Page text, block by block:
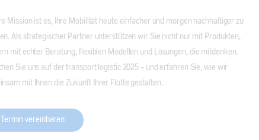
Mission ist es, Ihre Mobilität heute einfacher und morgen nachhaltiger zu
Als strategischer Partner unterstützen wir Sie nicht nur mit Produkten,
mit echter Beratung, flexiblen Modellen und Lösungen, die mitdenken.
Sie uns auf der transport logistic 2025 – und erfahren Sie, wie wir
mit Ihnen die Zukunft Ihrer Flotte gestalten.
Termin vereinbaren